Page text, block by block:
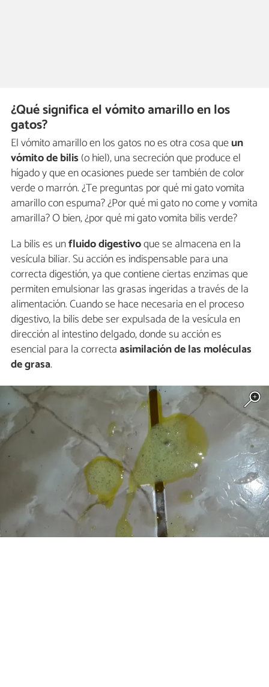
¿Qué significa el vómito amarillo en los
gatos?
El vómito amarillo en los gatos no es otra cosa queun
vómito de bilis (o hiel), una secreción que produce el
hígado y que en ocasiones puede ser también de color
verde o marrón. ¿Te preguntas por qué mi gato vomita
amarillo con espuma? ¿Por qué mi gato no come y vomita
amarilla? O bien, ¿por qué mi gato vomita bilis verde?
La bilis es unfluido digestivoque se almacena en la
vesícula biliar. Su acción es indispensable para una
correcta digestión, ya que contiene ciertas enzimas que
permiten emulsionar las grasas ingeridas a través de la
alimentación. Cuando se hace necesaria en el proceso
digestivo, la bilis debe ser expulsada de la vesícula en
dirección al intestino delgado, donde su acción es
esencial para la correctaasimilación de las moléculas
de grasa.